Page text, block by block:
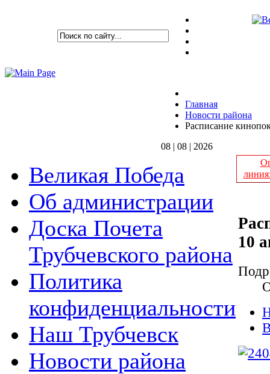
Главная
Новости района
Расписание
08 | 08 | 2026
Великая Победа
Об администрации
Доска Почета
Трубчевского района
Политика
конфиденциальности
Наш Трубчевск
Новости района
10